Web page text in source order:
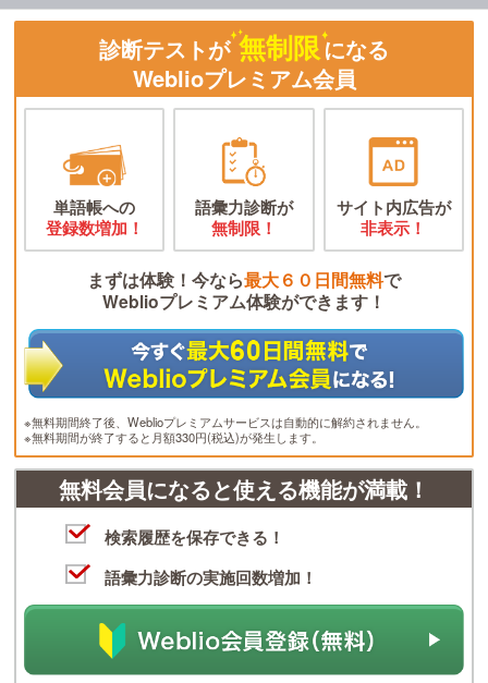
診断テストが 無制限になる
Weblioプレミアム会員
単語帳への
登録数増加！
語彙力診断が
無制限！
サイト内広告が
非表示！
まずは体験！今なら最大６０日間無料で
Weblioプレミアム体験ができます！
※無料期間終了後、Weblioプレミアムサービスは自動的に解約されません。
※無料期間が終了すると月額330円(税込)が発生します。
無料会員になると使える機能が満載！
検索履歴を保存できる！
語彙力診断の実施回数増加！